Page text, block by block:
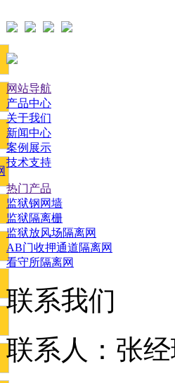
网站导航
产品中心
关于我们
新闻中心
案例展示
技术支持
热门产品
监狱钢网墙
监狱隔离栅
监狱放风场隔离网
AB门收押通道隔离网
看守所隔离网
联系我们
联系人：张